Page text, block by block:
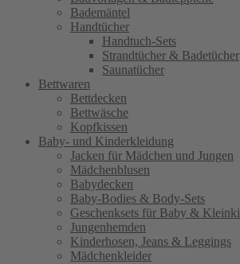
Bademäntel
Handtücher
Handtuch-Sets
Strandtücher & Badetücher
Saunatücher
Bettwaren
Bettdecken
Bettwäsche
Kopfkissen
Baby- und Kinderkleidung
Jacken für Mädchen und Jungen
Mädchenblusen
Babydecken
Baby-Bodies & Body-Sets
Geschenksets für Baby &
Jungenhemden
Kinderhosen, Jeans & Leggings
Mädchenkleider